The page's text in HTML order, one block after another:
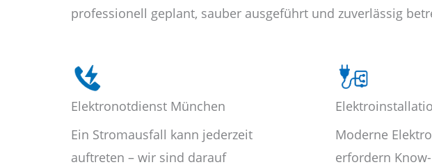
professionell geplant, sauber ausgeführt und zuverlässig
Elektronotdienst München
Ein Stromausfall kann jederzeit
auftreten – wir sind darauf
Moderne
erfordern